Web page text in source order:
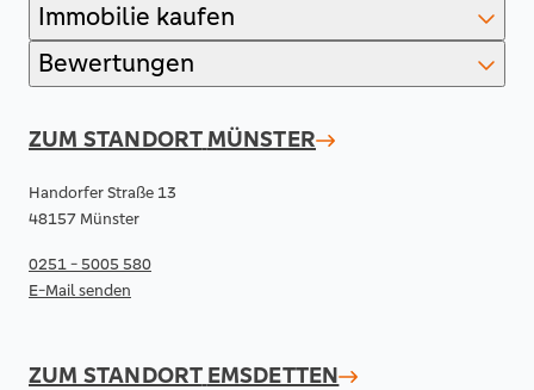
Immobilie kaufen
Bewertungen
ZUM STANDORT MÜNSTER
Handorfer Straße 13
48157 Münster
0251 - 5005 580
E-Mail senden
ZUM STANDORT EMSDETTEN